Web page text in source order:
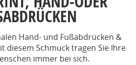
Hand- und Fußabdrücken &
diesem Schmuck tragen Sie Ihre
immer bei sich.